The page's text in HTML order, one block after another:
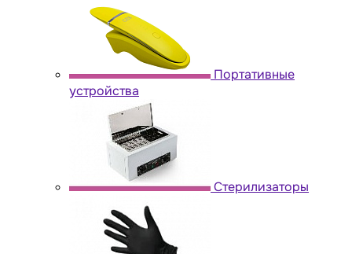
Портативные
устройства
Стерилизаторы